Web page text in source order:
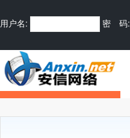
用户名: 密 码: